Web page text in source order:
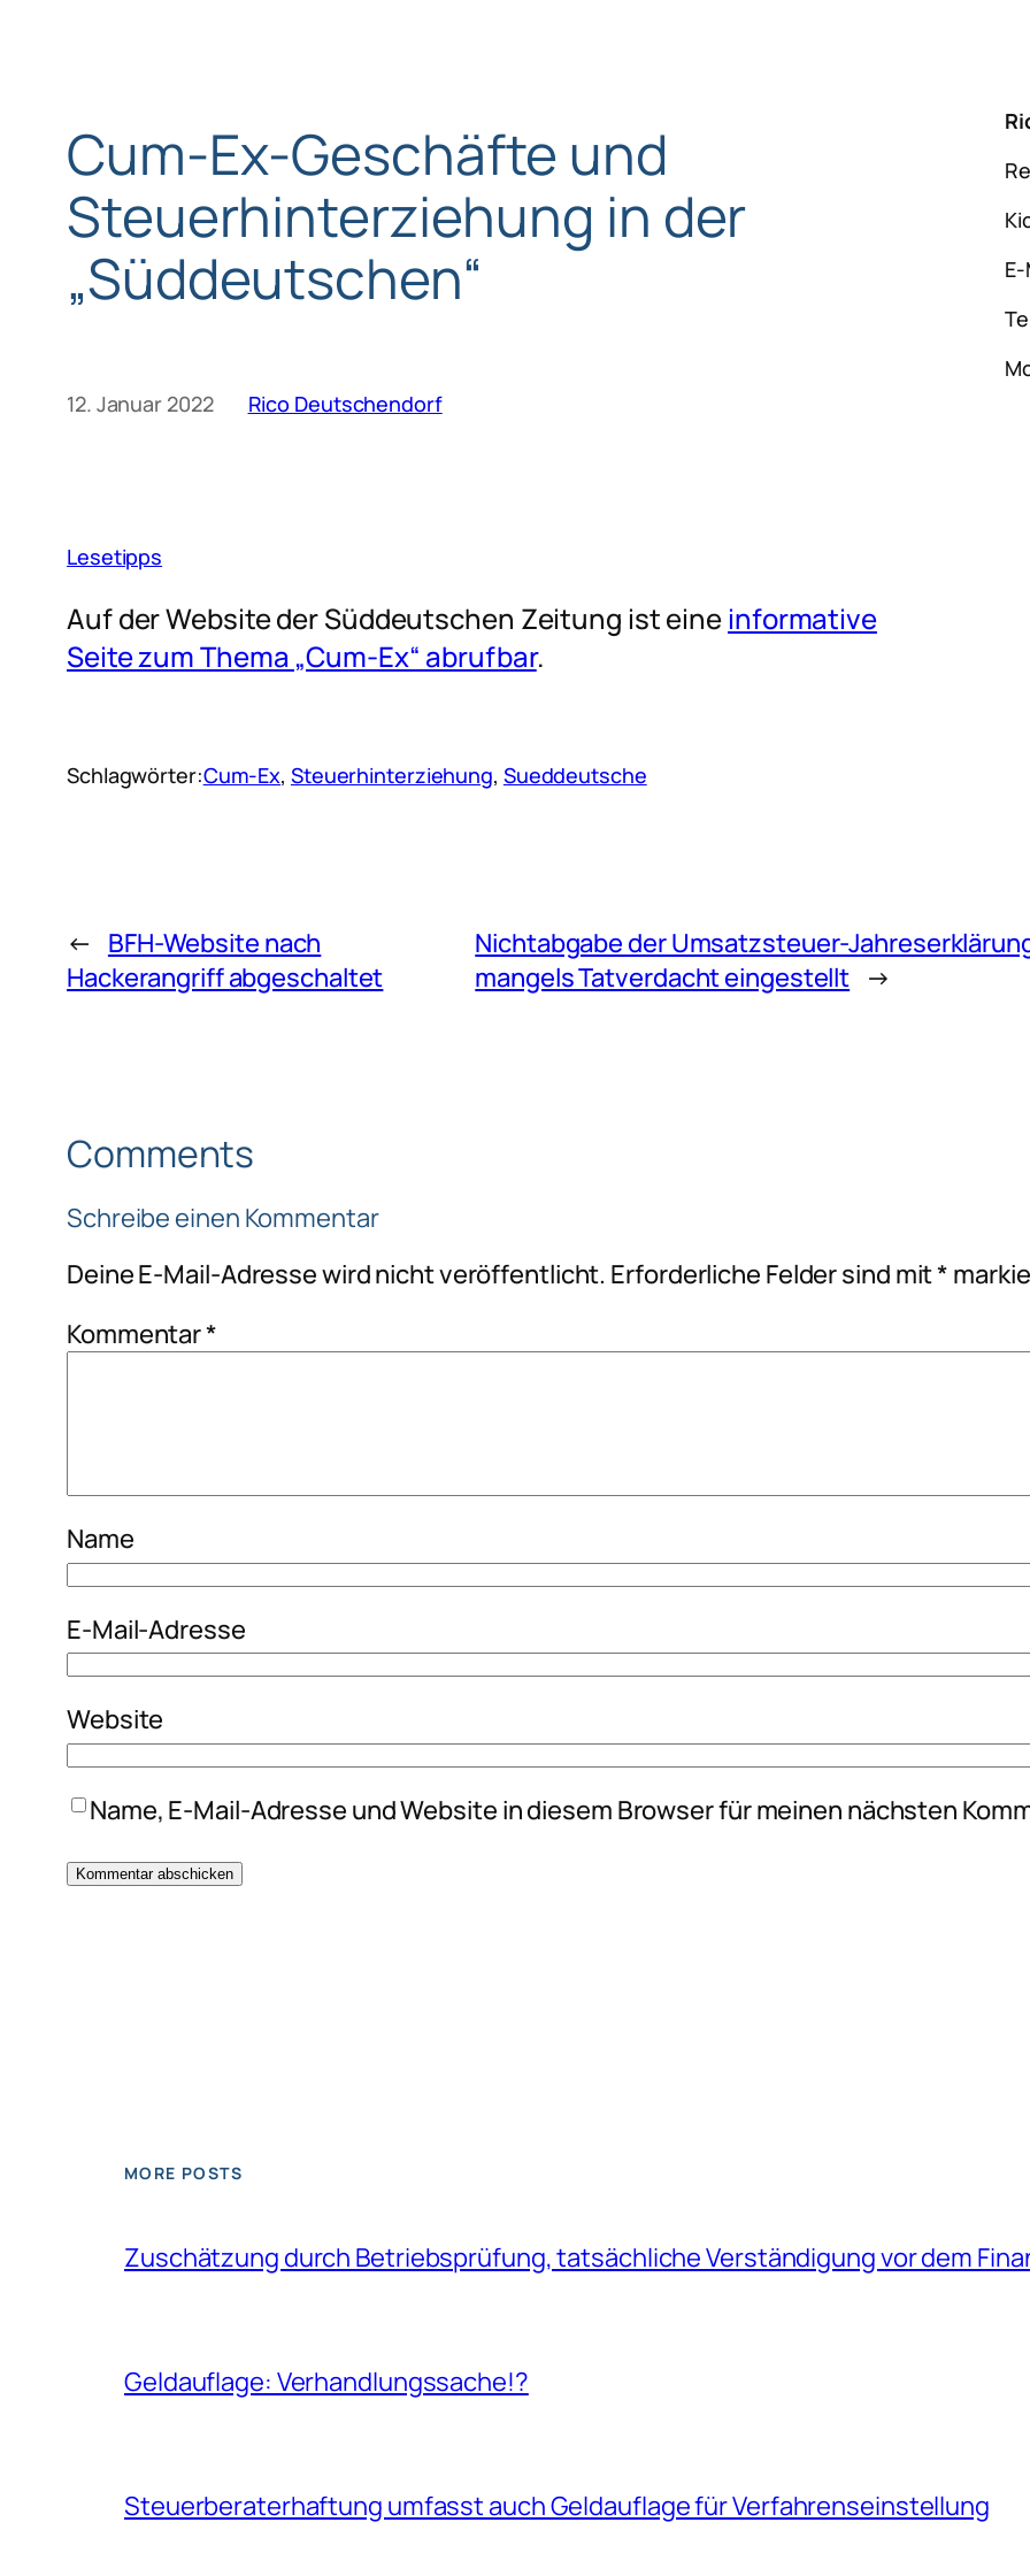
Cum-Ex-Geschäfte und
Steuerhinterziehung in der
„Süddeutschen“
12. Januar 2022 Rico Deutschendorf
Lesetipps
Auf der Website der Süddeutschen Zeitung ist eine informative
Seite zum Thema „Cum-Ex“ abrufbar.
Schlagwörter:Cum-Ex, Steuerhinterziehung, Sueddeutsche
← BFH-Website nach
Hackerangriff abgeschaltet
Nichtabgabe der Umsatzsteuer-
mangels Tatverdacht eingestellt →
Comments
Schreibe einen Kommentar
Deine E-Mail-Adresse wird nicht veröffentlicht. Erforderliche Felder sind mit*
Kommentar*
Name
E-Mail-Adresse
Website
Name, E-Mail-Adresse und Website in diesem Browser für meinen nächsten
MORE POSTS
Zuschätzung durch Betriebsprüfung, tatsächliche Verständigung vor dem
Geldauflage: Verhandlungssache!?
Steuerberaterhaftung umfasst auch Geldauflage für Verfahrenseinstellung